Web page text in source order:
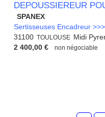
DEPOUSSIEREUR
SPANEX
Sertisseuses Encadreur
31100 TOULOUSE Midi
2 400,00 €
non négociable